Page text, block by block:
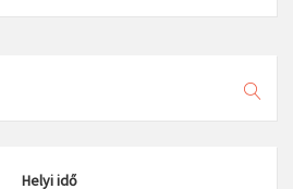
Helyi idő